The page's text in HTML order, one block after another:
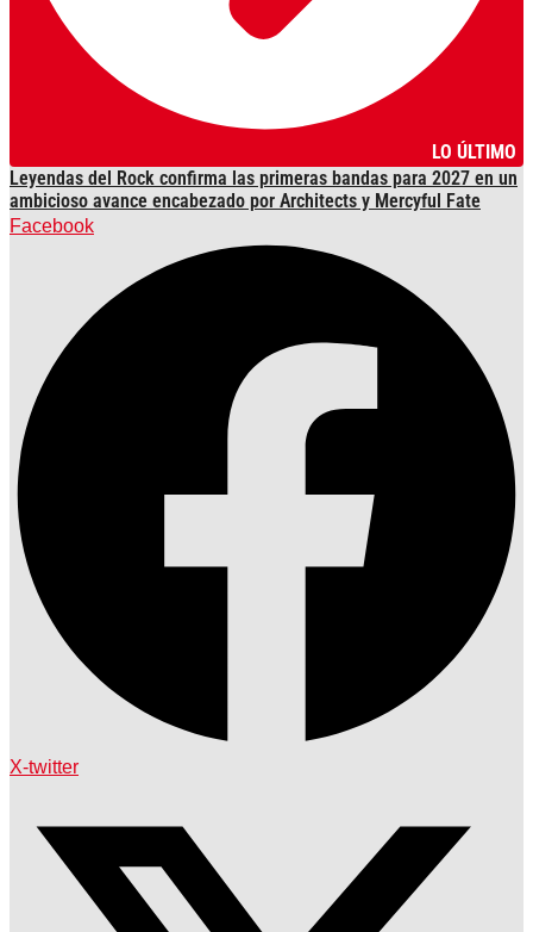
LO ÚLTIMO
Leyendas del Rock confirma las primeras bandas para 2027 en un
ambicioso avance encabezado por Architects y Mercyful Fate
Facebook
X-twitter